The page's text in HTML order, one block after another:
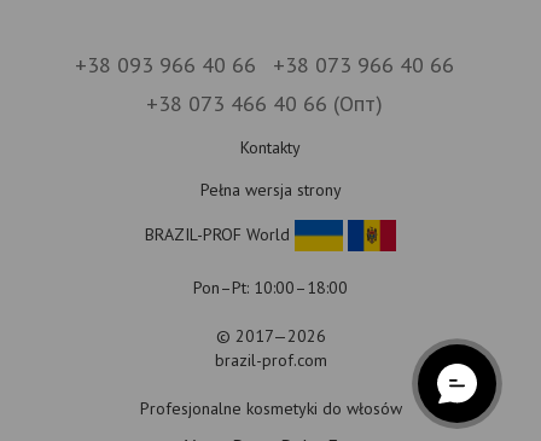
+38 093 966 40 66
+38 073 966 40 66
+38 073 466 40 66 (Опт)
Kontakty
Pełna wersja strony
BRAZIL-PROF World
Pon–Pt: 10:00–18:00
© 2017—2026
brazil-prof.com
Profesjonalne kosmetyki do włosów